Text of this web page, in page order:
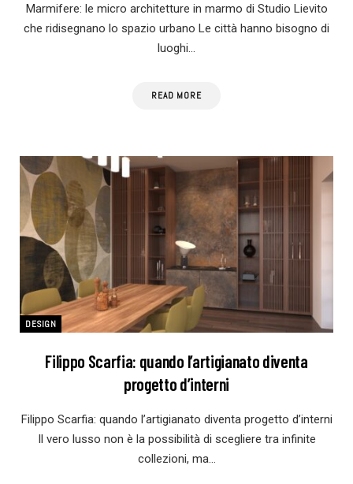
Marmifere: le micro architetture in marmo di Studio Lievito
che ridisegnano lo spazio urbano Le città hanno bisogno di
luoghi…
READ MORE
DESIGN
Filippo Scarfia: quando l’artigianato diventa
progetto d’interni
Filippo Scarfia: quando l’artigianato diventa progetto d’interni
Il vero lusso non è la possibilità di scegliere tra infinite
collezioni, ma…